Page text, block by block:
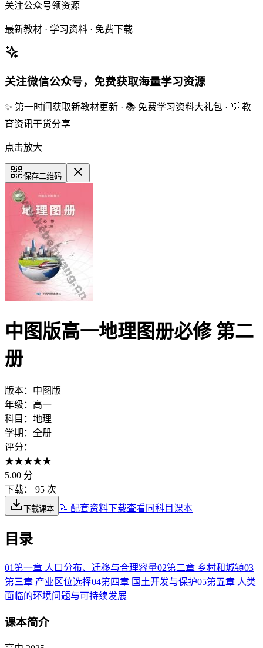
关注公众号领资源
最新教材 · 学习资料 · 免费下载
关注微信公众号，免费获取海量学习资源
✨ 第一时间获取新教材更新 · 📚 免费学习资料大礼包 · 💡 教
育资讯干货分享
点击放大
保存二维码
中图版高一地理图册必修 第二
册
版本： 中图版
年级： 高一
科目： 地理
学期： 全册
评分：
★★★★★
5.00 分
下载：
95 次
下载课本 📝 配套资料下载查看同科目课本
目录
01 第一章 人口分布、迁移与合理容量02第二章 乡村和城镇03
第三章 产业区位选择04第四章 国土开发与保护05第五章 人类
面临的环境问题与可持续发展
课本简介